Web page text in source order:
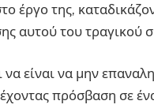
έργο της,
αυτού του τραγικού
είναι να μην
πρόσβαση σε